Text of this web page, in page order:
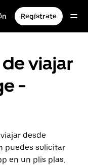
Regístrate
viajar
-
desde
puedes solicitar
en un plis plas.